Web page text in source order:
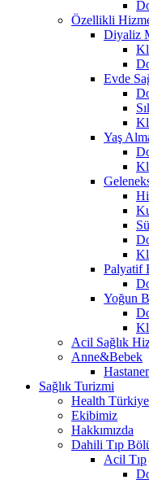
Özellikli
Diyaliz
Evde
Yaş
Palyatif
Yoğun
Acil Sağlık
Anne&Bebek
Sağlık Turizmi
Health Türkiye
Ekibimiz
Hakkımızda
Dahili Tıp
Acil Tıp